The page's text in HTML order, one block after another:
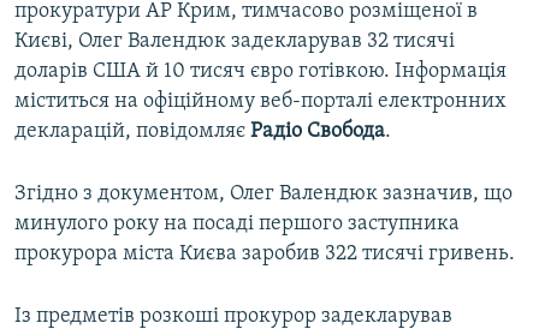
ВСЕ ЗА ДЕНЬ
СПЕЦПРОЕКТИ
ДЕПОРТАЦІЯ
СВІДЧЕННЯ ОКУПАЦІЇ
УКРАЇНСЬКА ПРОБЛЕМА КРИМУ
ЯК ОБІЙТИ БЛОКУВАННЯ
Qırımtatar
прокуратури АР Крим, тимчасово розміщеної в
Києві, Олег Валендюк задекларував 32 тисячі
доларів США й 10 тисяч євро готівкою. Інформація
міститься на офіційному веб-порталі електронних
декларацій, повідомляє Радіо Свобода.
Згідно з документом, Олег Валендюк зазначив, що
минулого року на посаді першого заступника
прокурора міста Києва заробив 322 тисячі гривень.
Із предметів розкоші прокурор задекларував